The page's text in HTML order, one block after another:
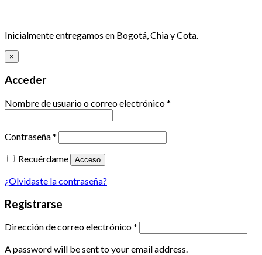
Inicialmente entregamos en Bogotá, Chia y Cota.
×
Acceder
Nombre de usuario o correo electrónico*
Contraseña*
Recuérdame
Acceso
¿Olvidaste la contraseña?
Registrarse
Dirección de correo electrónico*
A password will be sent to your email address.